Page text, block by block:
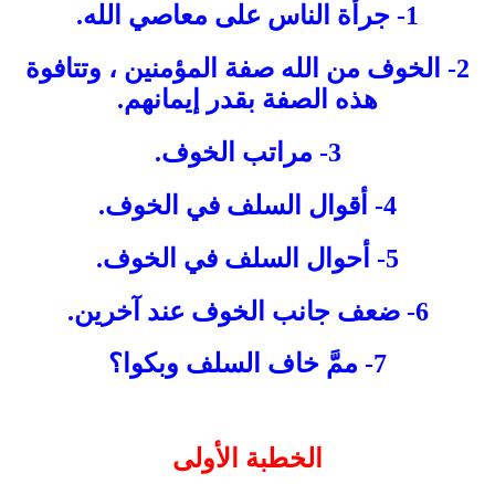
1- جرأة الناس على معاصي الله.
2- الخوف من الله صفة المؤمنين ، وتتافوة
هذه الصفة بقدر إيمانهم.
3- مراتب الخوف.
4- أقوال السلف في الخوف.
5- أحوال السلف في الخوف.
6- ضعف جانب الخوف عند آخرين.
7- ممَّ خاف السلف وبكوا؟
الخطبة الأولى